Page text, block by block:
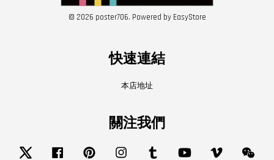
© 2026 poster706. Powered by EasyStore
快速連結
本店地址
關注我們
Twitter Facebook Pinterest Instagram Tumblr YouTube Vimeo